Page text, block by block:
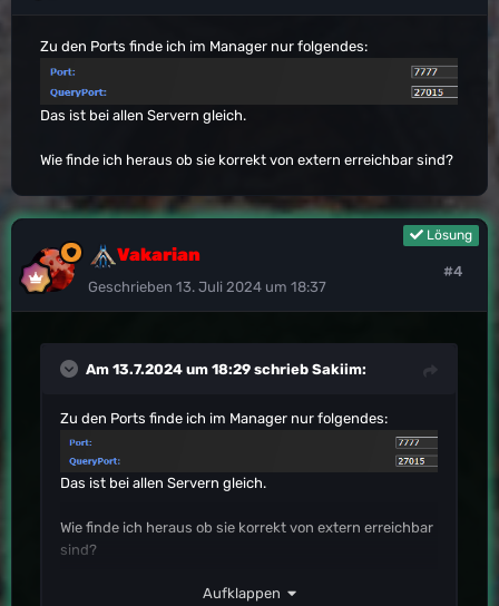
Zu den Ports finde ich im Manager nur folgendes:
Das ist bei allen Servern gleich.
Wie finde ich heraus ob sie korrekt von extern erreichbar sind?
Lösung
Vakarian
Geschrieben 13. Juli 2024 um 18:37
#4
Am 13.7.2024 um 18:29 schrieb Sakiim:
Zu den Ports finde ich im Manager nur folgendes:
Das ist bei allen Servern gleich.
Wie finde ich heraus ob sie korrekt von extern erreichbar
sind?
Aufklappen